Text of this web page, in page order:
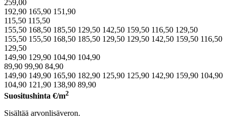
259,00
192,90 165,90 151,90
115,50 115,50
155,50 168,50 185,50 129,50 142,50 159,50 116,50 129,50
155,50 155,50 168,50 185,50 129,50 129,50 142,50 159,50 116,50
129,50
149,90 129,90 104,90 104,90
89,90 99,90 84,90
149,90 149,90 165,90 182,90 125,90 125,90 142,90 159,90 104,90
104,90 121,90 138,90 89,90
Suositushinta €/m2
Sisältää arvonlisäveron.